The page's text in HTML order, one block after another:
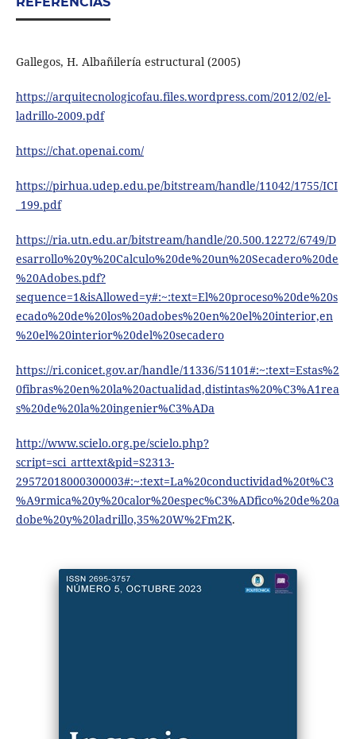
Gallegos, H. Albañilería estructural (2005)
https://arquitecnologicofau.files.wordpress.com/2012/02/el-
ladrillo-2009.pdf
https://chat.openai.com/
https://pirhua.udep.edu.pe/bitstream/handle/11042/1755/ICI
_199.pdf
https://ria.utn.edu.ar/bitstream/handle/20.500.12272/6749/D
esarrollo%20y%20Calculo%20de%20un%20Secadero%20de
%20Adobes.pdf?
sequence=1&isAllowed=y#:~:text=El%20proceso%20de%20s
ecado%20de%20los%20adobes%20en%20el%20interior,en
%20el%20interior%20del%20secadero
https://ri.conicet.gov.ar/handle/11336/51101#:~:text=Estas%2
0fibras%20en%20la%20actualidad,distintas%20%C3%A1rea
s%20de%20la%20ingenier%C3%ADa
http://www.scielo.org.pe/scielo.php?
script=sci_arttext&pid=S2313-
29572018000300003#:~:text=La%20conductividad%20t%C3
%A9rmica%20y%20calor%20espec%C3%ADfico%20de%20a
dobe%20y%20ladrillo,35%20W%2Fm2K.